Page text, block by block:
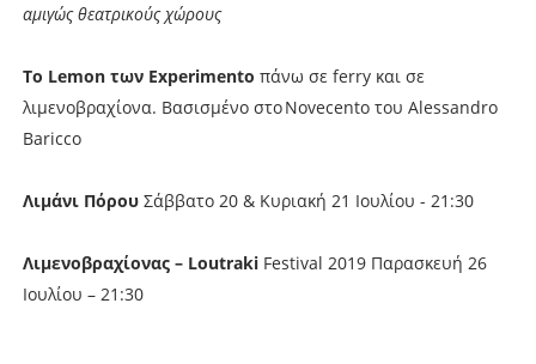
αμιγώς θεατρικούς χώρους
Το Lemon των Experimento πάνω σε ferry και σε
λιμενοβραχίονα. Βασισμένο στο Novecento του Alessandro
Baricco
Λιμάνι ΠόρουΣάββατο 20 & Κυριακή 21 Ιουλίου - 21:30
Λιμενοβραχίονας – Loutraki Festival 2019 Παρασκευή 26
Ιουλίου – 21:30